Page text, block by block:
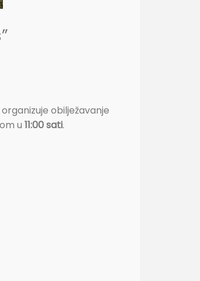
organizuje obilježavanje
u 11:00 sati.